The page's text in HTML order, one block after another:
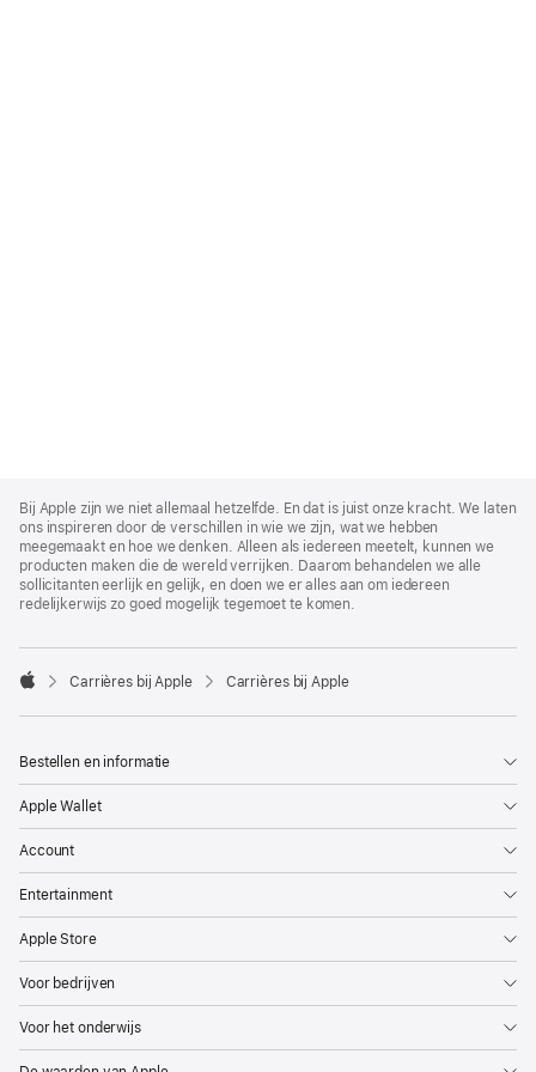
Footer
Bij Apple zijn we niet allemaal hetzelfde. En dat is juist onze kracht. We laten
ons inspireren door de verschillen in wie we zijn, wat we hebben
meegemaakt en hoe we denken. Alleen als iedereen meetelt, kunnen we
producten maken die de wereld verrijken. Daarom behandelen we alle
sollicitanten eerlijk en gelijk, en doen we er alles aan om iedereen
redelijkerwijs zo goed mogelijk tegemoet te komen.

Carrières bij Apple Carrières bij Apple
Bestellen en informatie
Apple Wallet
Account
Entertainment
Apple Store
Voor bedrijven
Voor het onderwijs